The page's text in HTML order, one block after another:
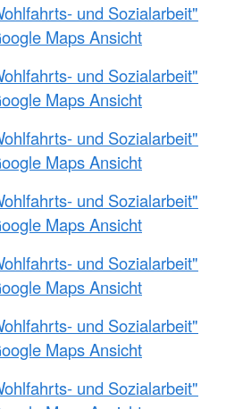
und Sozialarbeit"
Maps Ansicht
und Sozialarbeit"
Maps Ansicht
und Sozialarbeit"
Maps Ansicht
und Sozialarbeit"
Maps Ansicht
und Sozialarbeit"
Maps Ansicht
und Sozialarbeit"
Maps Ansicht
und Sozialarbeit"